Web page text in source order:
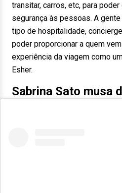
transitar, carros, etc, para
segurança às pessoas. A
tipo de hospitalidade,
poder proporcionar a quem
experiência da viagem como
Esher.
Sabrina Sato musa